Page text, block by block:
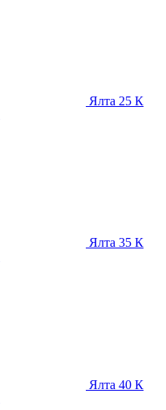
Ялта 25 К
Ялта 35 К
Ялта 40 К